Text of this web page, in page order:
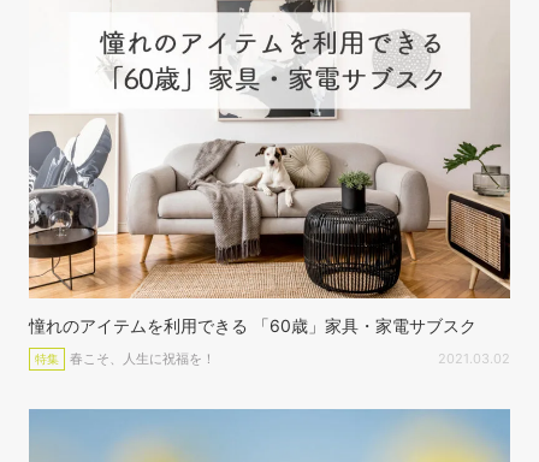
憧れのアイテムを利用できる 「60歳」家具・家電サブスク
特集 春こそ、人生に祝福を！ 2021.03.02